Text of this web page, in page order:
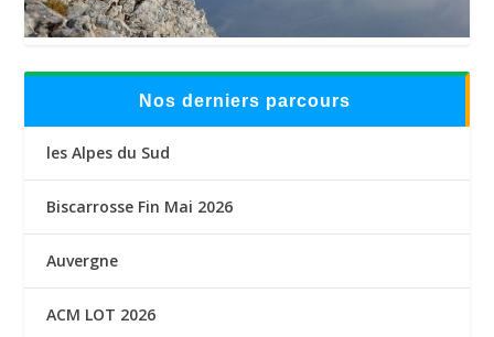
Nos derniers parcours
les Alpes du Sud
Biscarrosse Fin Mai 2026
Auvergne
ACM LOT 2026